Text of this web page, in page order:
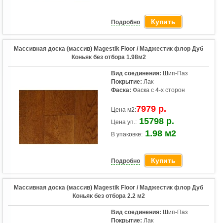
Подробно Купить
Массивная доска (массив) Magestik Floor / Маджестик флор Дуб
Коньяк без отбора 1.98м2
Вид соединения: Шип-Паз
Покрытие: Лак
Фаска: Фаска с 4-х сторон
Цена м2:7979 р.
Цена уп.: 15798 р.
В упаковке: 1.98 м2
Подробно Купить
Массивная доска (массив) Magestik Floor / Маджестик флор Дуб
Коньяк без отбора 2.2 м2
Вид соединения: Шип-Паз
Покрытие: Лак